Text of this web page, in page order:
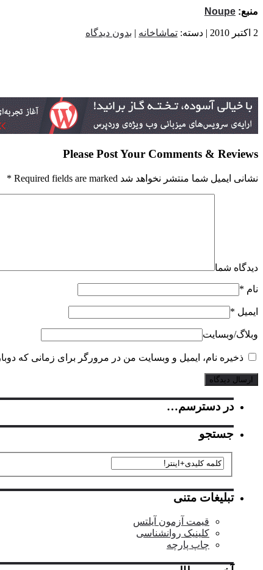
منبع: Noupe
2 اکتبر 2010 | دسته: تماشاخانه | بدون دیدگاه
Please Post Your Comments & Reviews
نشانی ایمیل شما منتشر نخواهد شد Required fields are marked *
دیدگاه شما
نام *
ایمیل *
وبلاگ‌/‌وبسایت
ذخیره نام، ایمیل و وبسایت من در مرورگر برای زمانی که
در دسترسم…
جستجو
تبلیغات متنی
قیمت آزمون آیلتس
کلینیک روانشناسی
چاپ پارچه